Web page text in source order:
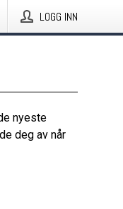
LOGG INN
nyeste
deg av når